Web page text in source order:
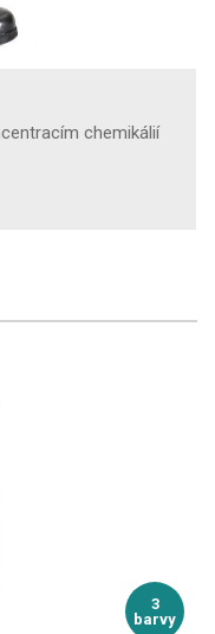
chemikálií
3
barvy